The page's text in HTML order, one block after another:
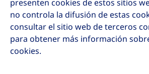
presenten cookies de estos sitios
no controla la difusión de estas
consultar el sitio web de terceros
para obtener más información
cookies.